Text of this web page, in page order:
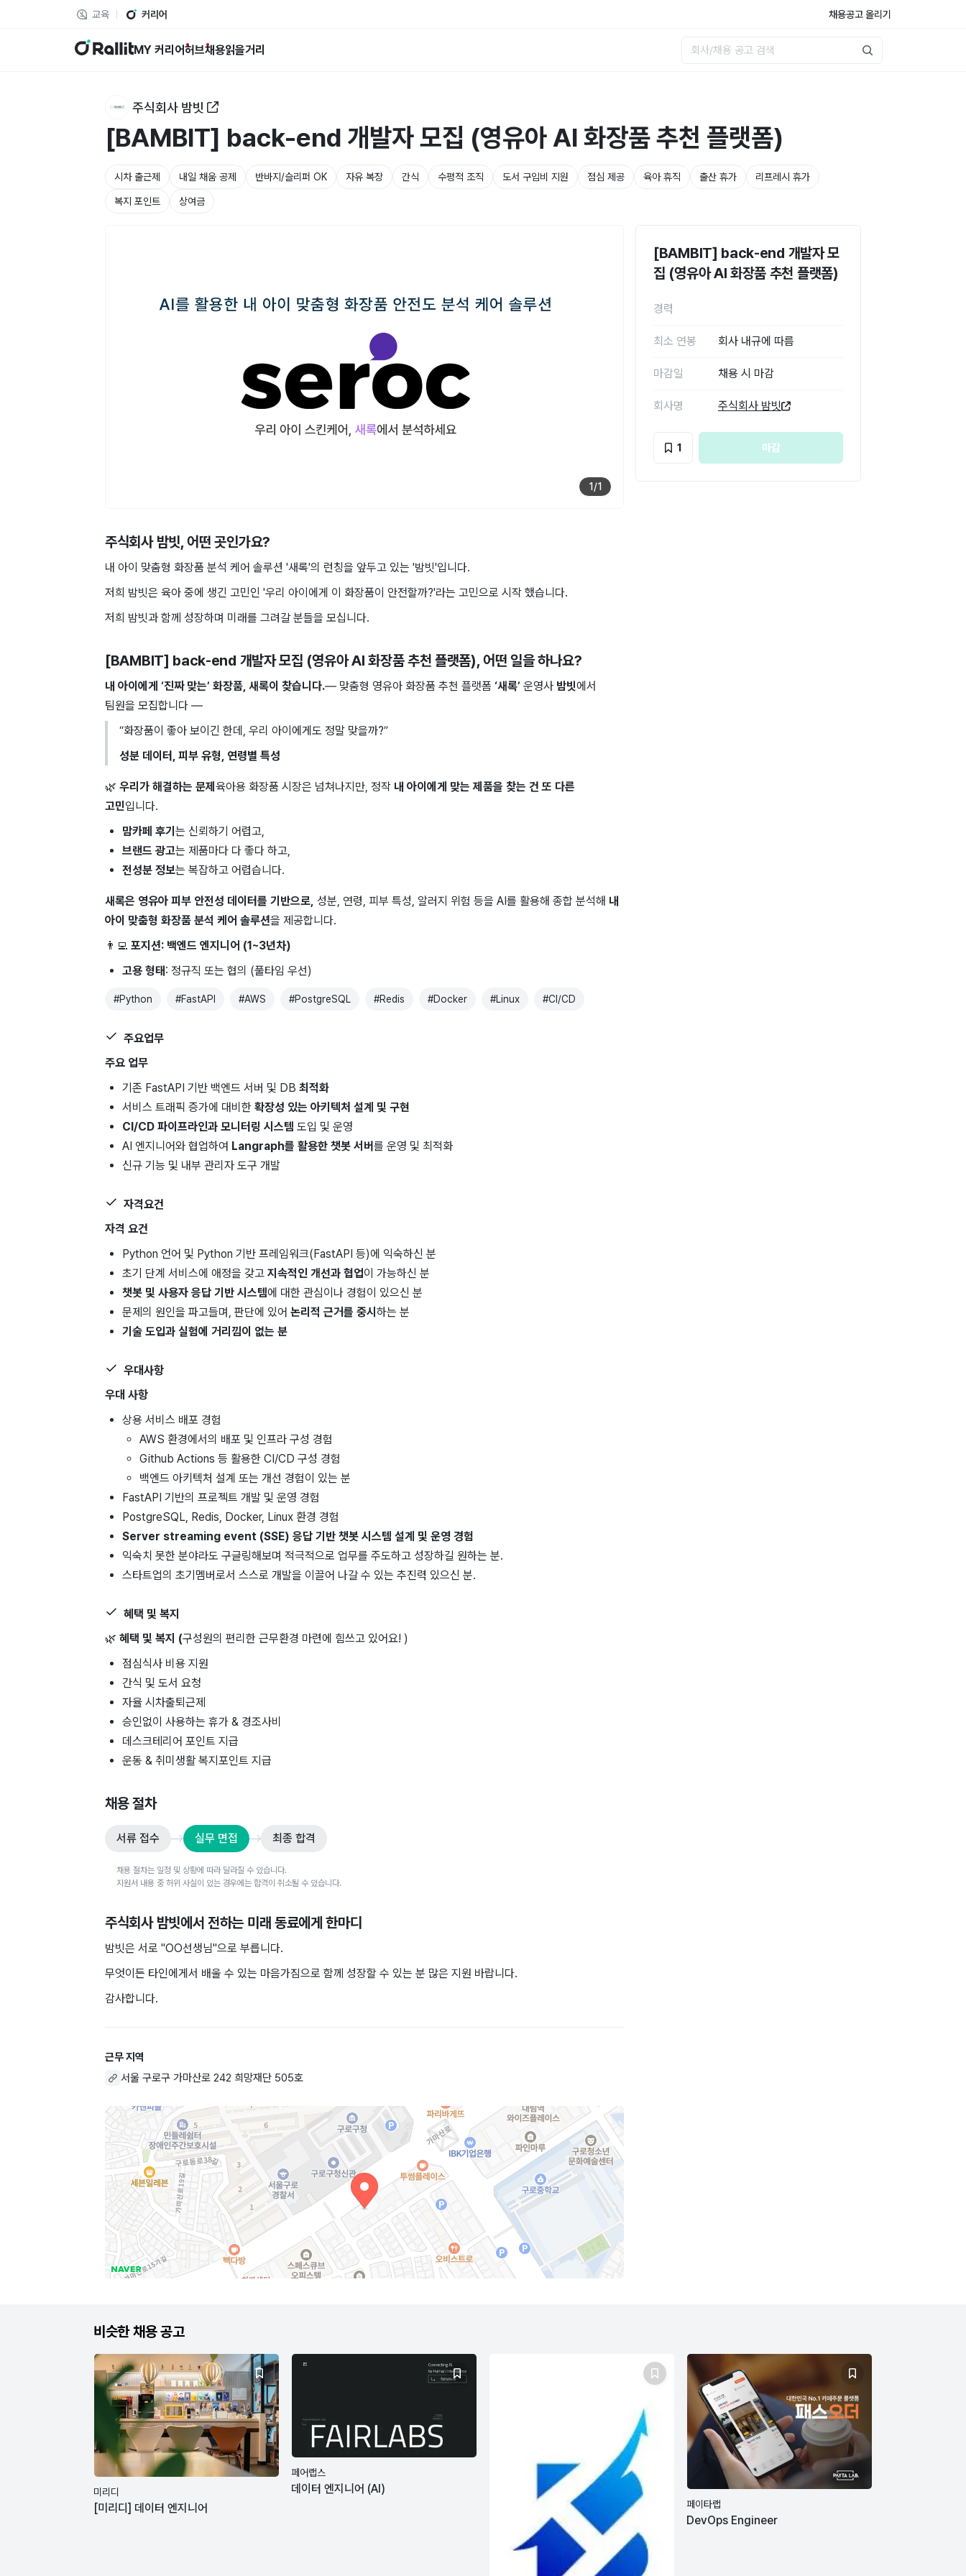
교육 커리어 채용공고 올리기
랠릿 MY 커리어허브채용읽을거리
주식회사 밤빗
[BAMBIT] back-end 개발자 모집 (영유아 AI 화장품 추천 플랫폼)
시차 출근제 내일 채움 공제 반바지/슬리퍼 OK 자유 복장 간식 수평적 조직 도서 구입비 지원 점심 제공 육아 휴직 출산 휴가 리프레시 휴가
복지 포인트 상여금
1/1
주식회사 밤빗, 어떤 곳인가요?
내 아이 맞춤형 화장품 분석 케어 솔루션 '새록'의 런칭을 앞두고 있는 '밤빗'입니다.
저희 밤빗은 육아 중에 생긴 고민인 '우리 아이에게 이 화장품이 안전할까?'라는 고민으로 시작 했습니다.
저희 밤빗과 함께 성장하며 미래를 그려갈 분들을 모십니다.
[BAMBIT] back-end 개발자 모집 (영유아 AI 화장품 추천 플랫폼), 어떤 일을 하나요?
내 아이에게 ‘진짜 맞는’ 화장품, 새록이 찾습니다.— 맞춤형 영유아 화장품 추천 플랫폼 ‘새록’ 운영사 밤빗에서
팀원을 모집합니다 —
“화장품이 좋아 보이긴 한데, 우리 아이에게도 정말 맞을까?”
성분 데이터, 피부 유형, 연령별 특성
🌿 우리가 해결하는 문제 육아용 화장품 시장은 넘쳐나지만, 정작 내 아이에게 맞는 제품을 찾는 건 또 다른
고민입니다.
맘카페 후기 는 신뢰하기 어렵고,
브랜드 광고는 제품마다 다 좋다 하고,
전성분 정보는 복잡하고 어렵습니다.
새록은 영유아 피부 안전성 데이터를 기반으로, 성분, 연령, 피부 특성, 알러지 위험 등을 AI를 활용해 종합 분석해 내
아이 맞춤형 화장품 분석 케어 솔루션을 제공합니다.
👨‍💻 포지션: 백엔드 엔지니어 (1~3년차)
고용 형태 : 정규직 또는 협의 (풀타임 우선)
#Python #FastAPI #AWS #PostgreSQL #Redis #Docker #Linux #CI/CD
주요업무
주요 업무
기존 FastAPI 기반 백엔드 서버 및 DB 최적화
서비스 트래픽 증가에 대비한 확장성 있는 아키텍처 설계 및 구현
CI/CD 파이프라인과 모니터링 시스템 도입 및 운영
AI 엔지니어와 협업하여 Langraph를 활용한 챗봇 서버를 운영 및 최적화
신규 기능 및 내부 관리자 도구 개발
자격요건
자격 요건
Python 언어 및 Python 기반 프레임워크(FastAPI 등)에 익숙하신 분
초기 단계 서비스에 애정을 갖고 지속적인 개선과 협업이 가능하신 분
챗봇 및 사용자 응답 기반 시스템에 대한 관심이나 경험이 있으신 분
문제의 원인을 파고들며, 판단에 있어 논리적 근거를 중시 하는 분
기술 도입과 실험에 거리낌이 없는 분
우대사항
우대 사항
상용 서비스 배포 경험
AWS 환경에서의 배포 및 인프라 구성 경험
Github Actions 등 활용한 CI/CD 구성 경험
백엔드 아키텍처 설계 또는 개선 경험이 있는 분
FastAPI 기반의 프로젝트 개발 및 운영 경험
PostgreSQL, Redis, Docker, Linux 환경 경험
Server streaming event (SSE) 응답 기반 챗봇 시스템 설계 및 운영 경험
익숙치 못한 분야라도 구글링해보며 적극적으로 업무를 주도하고 성장하길 원하는 분.
스타트업의 초기멤버로서 스스로 개발을 이끌어 나갈 수 있는 추진력 있으신 분.
혜택 및 복지
🌿 혜택 및 복지 (구성원의 편리한 근무환경 마련에 힘쓰고 있어요! )
점심식사 비용 지원
간식 및 도서 요청
자율 시차출퇴근제
승인없이 사용하는 휴가 & 경조사비
데스크테리어 포인트 지급
운동 & 취미생활 복지포인트 지급
채용 절차
서류 접수 실무 면접 최종 합격
채용 절차는 일정 및 상황에 따라 달라질 수 있습니다.
지원서 내용 중 허위 사실이 있는 경우에는 합격이 취소될 수 있습니다.
주식회사 밤빗에서 전하는 미래 동료에게 한마디
밤빗은 서로 "OO선생님"으로 부릅니다.
무엇이든 타인에게서 배울 수 있는 마음가짐으로 함께 성장할 수 있는 분 많은 지원 바랍니다.
감사합니다.
근무 지역
서울 구로구 가마산로 242 희망재단 505호
[BAMBIT] back-end 개발자 모
집 (영유아 AI 화장품 추천 플랫폼)
경력
최소 연봉 회사 내규에 따름
마감일 채용 시 마감
회사명 주식회사 밤빗
1 마감
비슷한 채용 공고
미리디
[미리디] 데이터 엔지니어
페어랩스
데이터 엔지니어 (AI)
페이타랩
DevOps Engineer